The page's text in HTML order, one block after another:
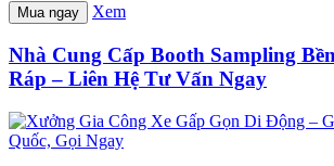
Mua ngay Xem
Nhà Cung Cấp Booth Sampling
Ráp – Liên Hệ Tư Vấn Ngay